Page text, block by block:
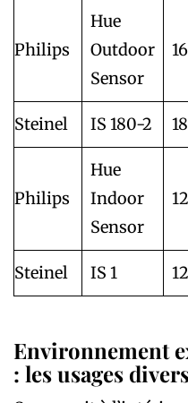
Philips
Hue
Outdoor
Sensor
Steinel IS 180-2
Philips
Hue
Indoor
Sensor
Steinel IS 1
Environnement
: les usages